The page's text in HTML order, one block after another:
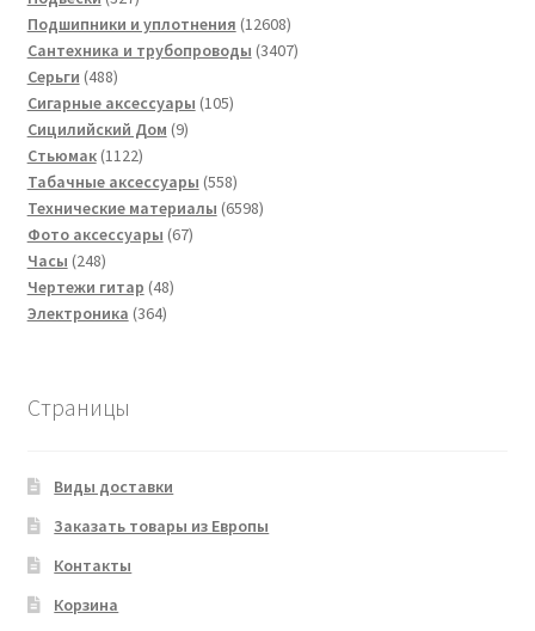
товаров
Подшипники и уплотнения 1260812608
товаров
Сантехника и трубопроводы 34073407
Серьги 488488
товаров
Сигарные аксессуары 105105
Сицилийский Дом 99
Стьюмак 11221122
товара
Табачные аксессуары 558558
товаров
Технические материалы 65986598
Фото аксессуары 6767
Часы 248248
товаров
Чертежи гитар 4848
Электроника 364364
Страницы
Виды доставки
Заказать товары из Европы
Контакты
Корзина